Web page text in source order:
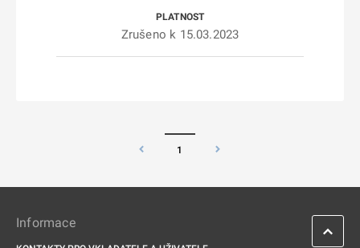
Zrušeno k 15.03.2023
1
Informace